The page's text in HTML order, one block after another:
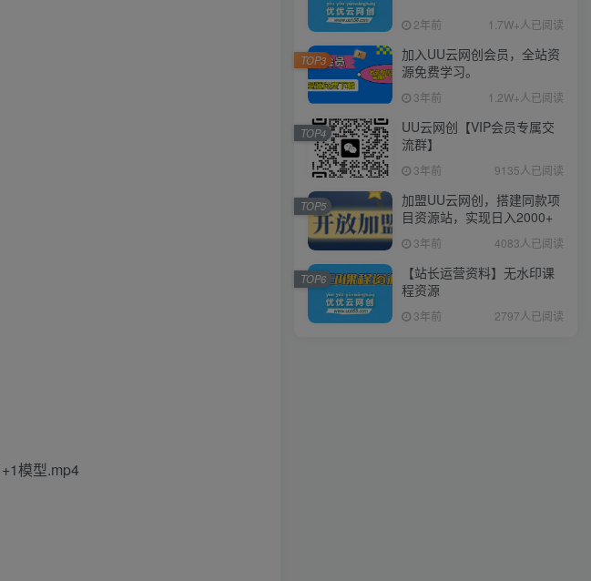
模型.mp4
2年前 1.7W+人已阅读
加入UU云网创会员，全站资
源免费学习。
3年前 1.2W+人已阅读
TOP3
UU云网创【VIP会员专属交
流群】
3年前 9135人已阅读
TOP4
加盟UU云网创，搭建同款项
目资源站，实现日入2000+
3年前 4083人已阅读
TOP5
【站长运营资料】无水印课
程资源
3年前 2797人已阅读
TOP6